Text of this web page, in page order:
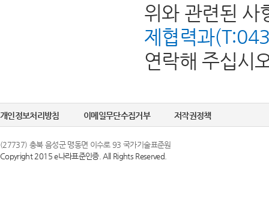
위와 관련된 사
제협력과
연락해 주십시
개인정보처리방침 이메일무단수집거부 저작권정책
(27737) 충북 음성군 맹동면 이수로 93 국가기술표준원
Copyright 2015 e나라표준인증. All Rights Reserved.